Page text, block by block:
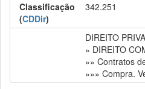
Classificação
(CDDir)
342.251
DIREITO
» DIREITO
»» Contratos
»»» Compra.